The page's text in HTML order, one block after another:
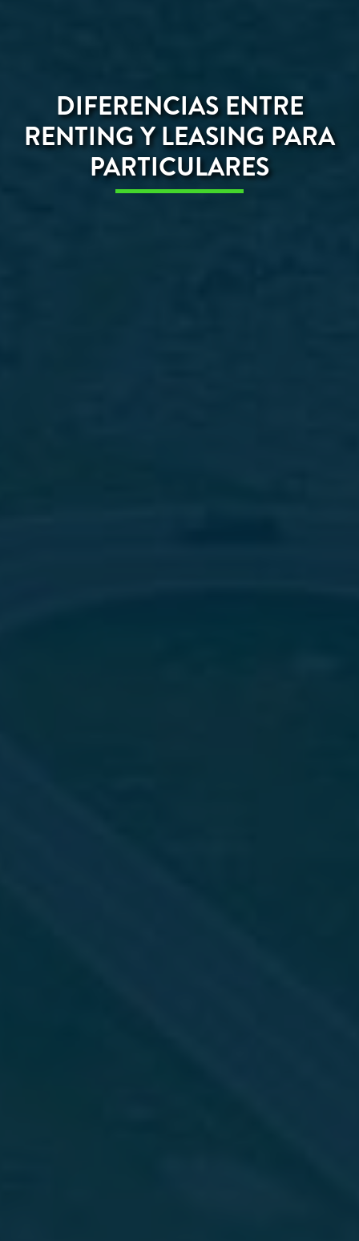
DIFERENCIAS ENTRE
RENTING Y LEASING PARA
PARTICULARES